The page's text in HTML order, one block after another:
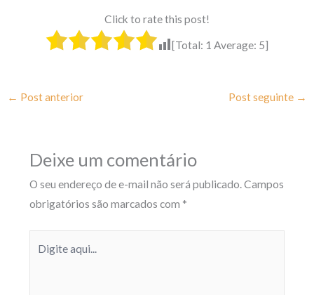
Click to rate this post!
[Total: 1 Average: 5]
← Post anterior Post seguinte →
Deixe um comentário
O seu endereço de e-mail não será publicado.Campos
obrigatórios são marcados com *
aqui...